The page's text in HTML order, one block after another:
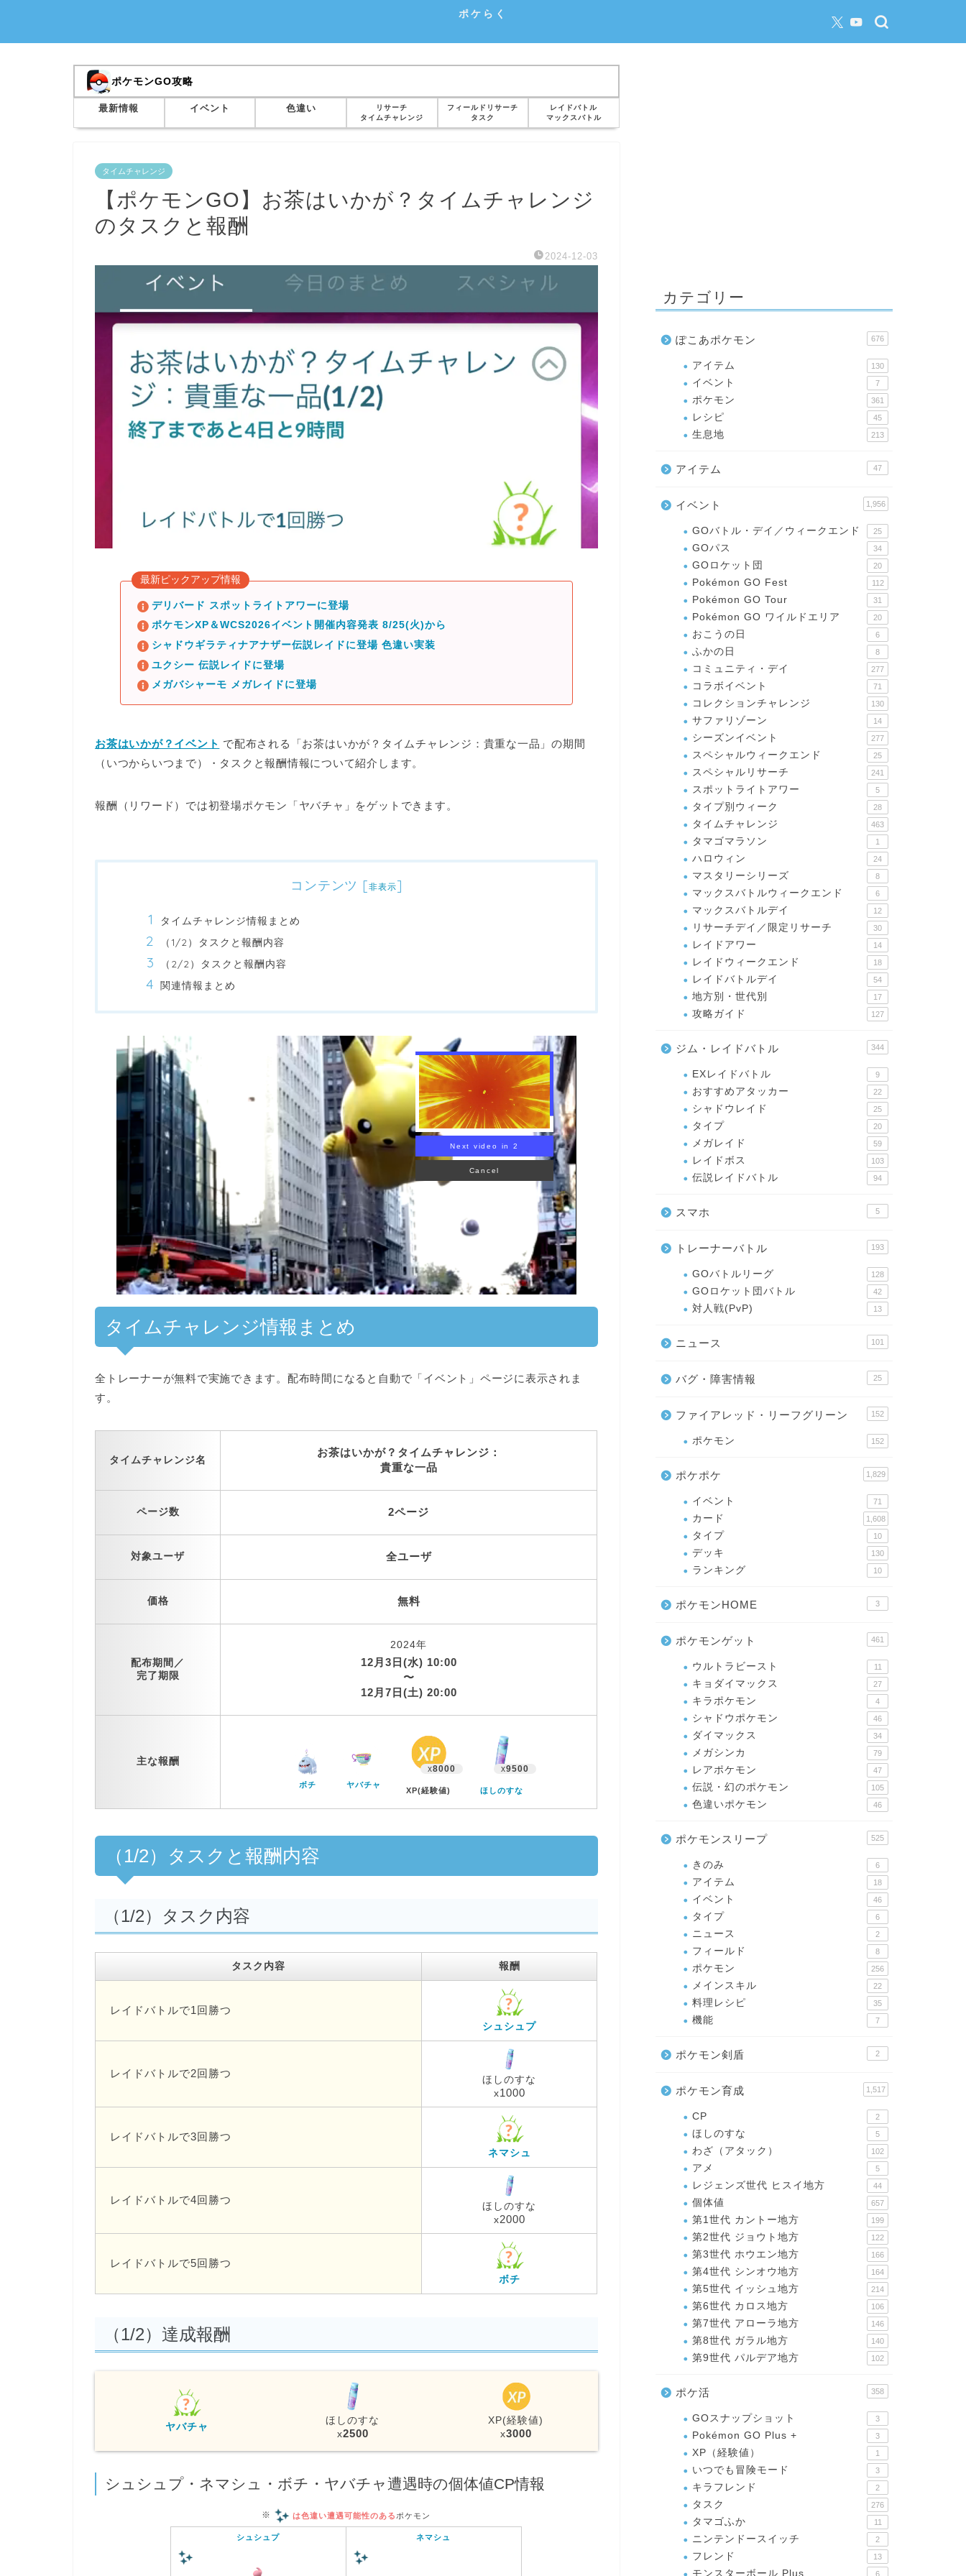
ポケらく
ポケモンGO攻略
最新情報 イベント 色違い
リサーチ
タイムチャレンジ
フィールドリサーチ
タスク
レイドバトル
マックスバトル
タイムチャレンジ
【ポケモンGO】お茶はいかが？タイムチャレンジ
のタスクと報酬
2024-12-03
最新ピックアップ情報
デリバード スポットライトアワーに登場
ポケモンXP＆WCS2026イベント開催内容発表 8/25(火)から
シャドウギラティナアナザー伝説レイドに登場 色違い実装
ユクシー 伝説レイドに登場
メガバシャーモ メガレイドに登場
お茶はいかが？イベント で配布される 「お茶はいかが？タイムチャレンジ：貴重な一品」の期間
（いつからいつまで）・タスクと報酬情報について紹介します。
報酬（リワード）では初登場ポケモン「ヤバチャ」をゲット できます。
コンテンツ [非表示]
タイムチャレンジ情報まとめ
（1/2）タスクと報酬内容
（2/2）タスクと報酬内容
関連情報まとめ
Next video in 1
Cancel
タイムチャレンジ情報まとめ
全トレーナーが無料で実施できます。配布時間になると自動で「イベント」ページに表示されま
す。
タイムチャレンジ名
お茶はいかが？タイムチャレンジ：
貴重な一品
ページ数 2ページ
対象ユーザ 全ユーザ
価格 無料
配布期間／
完了期限
2024年
12月3日(水) 10:00
〜
12月7日(土) 20:00
主な報酬
ボチ ヤバチャ
x8000
XP(経験値)
x9500
ほしのすな
（1/2）タスクと報酬内容
（1/2）タスク内容
タスク内容 報酬
レイドバトルで1回勝つ
シュシュプ
レイドバトルで2回勝つ
ほしのすな
x1000
レイドバトルで3回勝つ
ネマシュ
レイドバトルで4回勝つ
ほしのすな
x2000
レイドバトルで5回勝つ
ボチ
（1/2）達成報酬
ヤバチャ
ほしのすな
x2500
XP(経験値)
x3000
シュシュプ・ネマシュ・ボチ・ヤバチャ遭遇時の個体値CP情報
※ は色違い遭遇可能性のある ポケモン
シュシュプ ネマシュ
カテゴリー
ぽこあポケモン 676
アイテム 130
イベント 7
ポケモン 361
レシピ 45
生息地 213
アイテム 47
イベント 1,956
GOバトル・デイ／ウィークエンド 25
GOパス 34
GOロケット団 20
Pokémon GO Fest 112
Pokémon GO Tour 31
Pokémon GO ワイルドエリア 20
おこうの日 6
ふかの日 8
コミュニティ・デイ 277
コラボイベント 71
コレクションチャレンジ 130
サファリゾーン 14
シーズンイベント 277
スペシャルウィークエンド 25
スペシャルリサーチ 241
スポットライトアワー 5
タイプ別ウィーク 28
タイムチャレンジ 463
タマゴマラソン 1
ハロウィン 24
マスタリーシリーズ 8
マックスバトルウィークエンド 6
マックスバトルデイ 12
リサーチデイ／限定リサーチ 30
レイドアワー 14
レイドウィークエンド 18
レイドバトルデイ 54
地方別・世代別 17
攻略ガイド 127
ジム・レイドバトル 344
EXレイドバトル 9
おすすめアタッカー 22
シャドウレイド 25
タイプ 20
メガレイド 59
レイドボス 103
伝説レイドバトル 94
スマホ 5
トレーナーバトル 193
GOバトルリーグ 128
GOロケット団バトル 42
対人戦(PvP) 13
ニュース 101
バグ・障害情報 25
ファイアレッド・リーフグリーン 152
ポケモン 152
ポケポケ 1,829
イベント 71
カード 1,608
タイプ 10
デッキ 130
ランキング 10
ポケモンHOME 3
ポケモンゲット 461
ウルトラビースト 11
キョダイマックス 27
キラポケモン 4
シャドウポケモン 46
ダイマックス 34
メガシンカ 79
レアポケモン 47
伝説・幻のポケモン 105
色違いポケモン 46
ポケモンスリープ 525
きのみ 6
アイテム 18
イベント 46
タイプ 6
ニュース 2
フィールド 8
ポケモン 256
メインスキル 22
料理レシピ 35
機能 7
ポケモン剣盾 2
ポケモン育成 1,517
CP 2
ほしのすな 5
わざ（アタック） 102
アメ 5
レジェンズ世代 ヒスイ地方 44
個体値 657
第1世代 カントー地方 199
第2世代 ジョウト地方 122
第3世代 ホウエン地方 166
第4世代 シンオウ地方 164
第5世代 イッシュ地方 214
第6世代 カロス地方 106
第7世代 アローラ地方 146
第8世代 ガラル地方 140
第9世代 パルデア地方 102
ポケ活 358
GOスナップショット 3
Pokémon GO Plus + 3
XP（経験値） 1
いつでも冒険モード 3
キラフレンド 2
タスク 276
タマゴふか 11
ニンテンドースイッチ 2
フレンド 13
モンスターボール Plus 6